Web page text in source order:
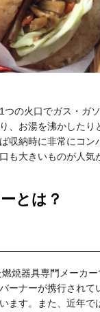
の火口でガス・ガ
、お湯を沸かした
収納時に非常にコン
も大きいものが人気
とは？
焼器具専門メーカ
ーナーが携行され
ます。また、近年で